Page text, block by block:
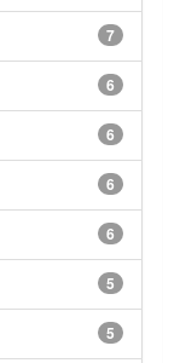
7
6
6
6
6
5
5